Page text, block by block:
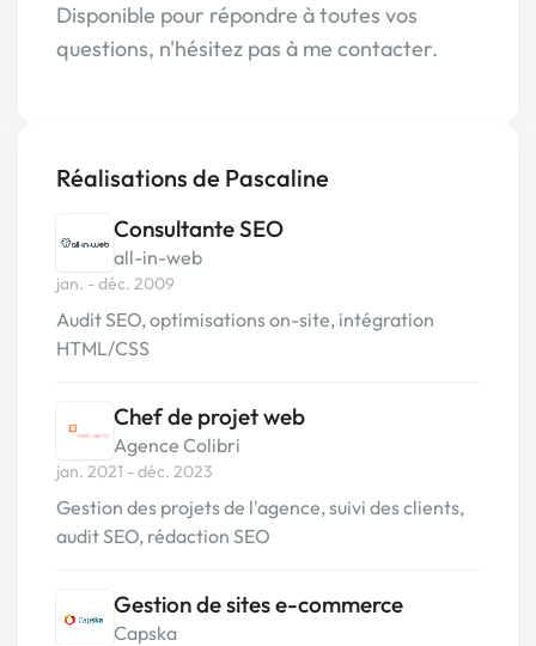
Disponible pour répondre à toutes vos
questions, n'hésitez pas à me contacter.
Réalisations de Pascaline
Consultante SEO
all-in-web
jan. - déc. 2009
Audit SEO, optimisations on-site, intégration
HTML/CSS
Chef de projet web
Agence Colibri
jan. 2021 - déc. 2023
Gestion des projets de l'agence, suivi des clients,
audit SEO, rédaction SEO
Gestion de sites e-commerce
Capska